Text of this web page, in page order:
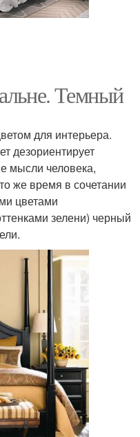
Темный
для интерьера.
дезориентирует
мысли человека,
же время в сочетании
цветами
зелени) черный